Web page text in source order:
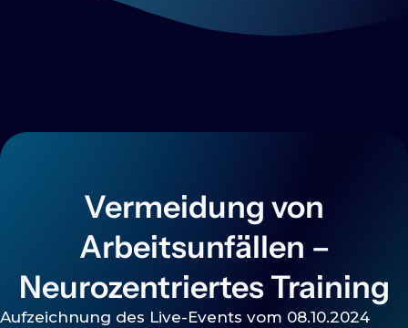
Vermeidung von
Arbeitsunfällen –
Neurozentriertes Training
Aufzeichnung des Live-Events vom 08.10.2024